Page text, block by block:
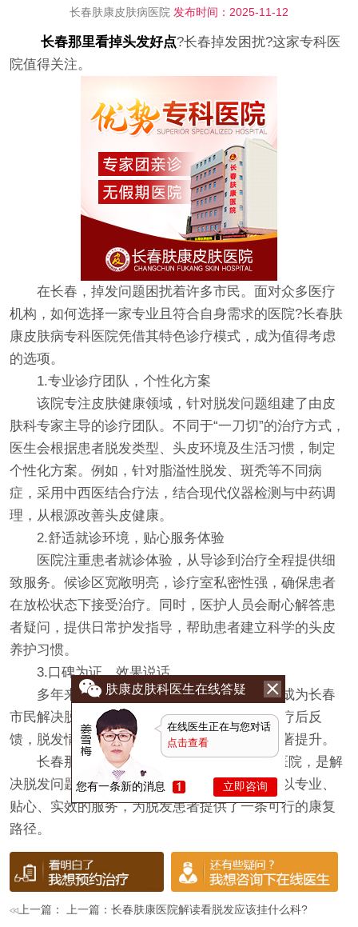
长春肤康皮肤病医院 发布时间：2025-11-12
长春那里看掉头发好点?长春掉发困扰?这家专科医
院值得关注。
在长春，掉发问题困扰着许多市民。面对众多医疗
机构，如何选择一家专业且符合自身需求的医院?长春肤
康皮肤病专科医院凭借其特色诊疗模式，成为值得考虑
的选项。
1.专业诊疗团队，个性化方案
该院专注皮肤健康领域，针对脱发问题组建了由皮
肤科专家主导的诊疗团队。不同于“一刀切”的治疗方式，
医生会根据患者脱发类型、头皮环境及生活习惯，制定
个性化方案。例如，针对脂溢性脱发、斑秃等不同病
症，采用中西医结合疗法，结合现代仪器检测与中药调
理，从根源改善头皮健康。
2.舒适就诊环境，贴心服务体验
医院注重患者就诊体验，从导诊到治疗全程提供细
致服务。候诊区宽敞明亮，诊疗室私密性强，确保患者
在放松状态下接受治疗。同时，医护人员会耐心解答患
者疑问，提供日常护发指导，帮助患者建立科学的头皮
养护习惯。
3.口碑为证，效果说话
多年来，该院凭借专业实力与良好口碑，成为长春
市民解决脱发问题的信赖之选。许多患者在治疗后反
馈，脱发情况得到明显改善，头皮健康状态显著提升。
长春那里看掉头发好点?选择一家合适的医院，是解
决脱发问题的关键。长春肤康皮肤病专科医院 以专业、
贴心、实效的服务，为脱发患者提供了一条可行的康复
路径。
上一篇： 上一篇：长春肤康医院解读看脱发应该挂什么科?
肤康皮肤科医生在线答疑
在线医生正在与您对话
点击查看
您有一条新的消息 立即咨询